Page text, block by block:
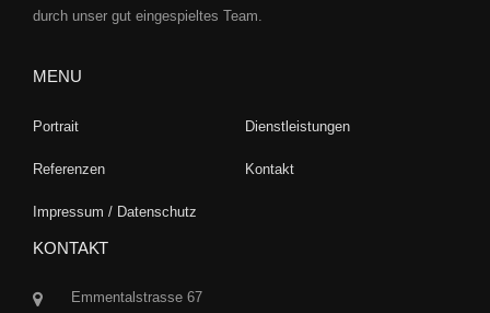
durch unser gut eingespieltes Team.
MENU
Portrait Dienstleistungen
Referenzen Kontakt
Impressum / Datenschutz
KONTAKT
Emmentalstrasse 67